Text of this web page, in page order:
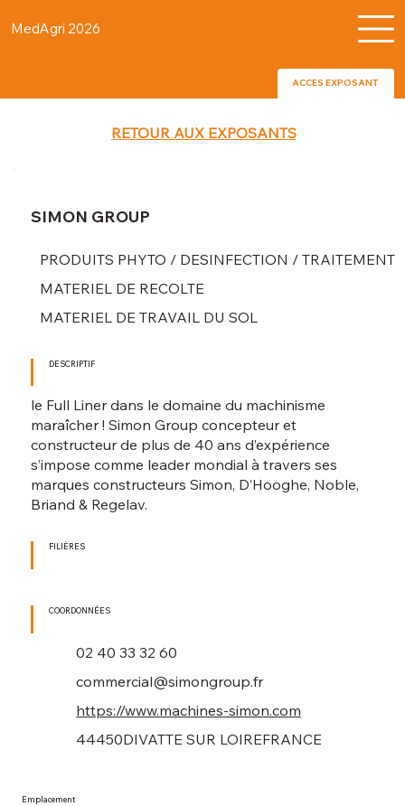
MedAgri 2026
ACCES EXPOSANT
COORDONNÉES
02 40 33 32 60
commercial@simongroup.fr
https://www.machines-simon.com
44450DIVATTE SUR LOIREFRANCE
le Full Liner dans le domaine du machinisme
maraîcher ! Simon Group concepteur et
constructeur de plus de 40 ans d’expérience
s’impose comme leader mondial à travers ses
marques constructeurs Simon, D’Hooghe, Noble,
Briand & Regelav.
DESCRIPTIF
FILIÈRES
SIMON GROUP
PRODUITS PHYTO / DESINFECTION / TRAITEMENT
MATERIEL DE RECOLTE
MATERIEL DE TRAVAIL DU SOL
Emplacement
RETOUR AUX EXPOSANTS